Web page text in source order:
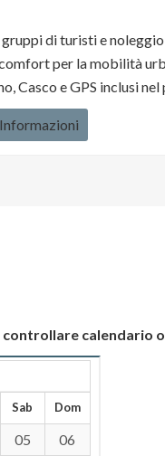
gruppi di turisti e
per la mobilità
Casco e GPS inclusi nel
controllare calendario
Sab Dom
05
06